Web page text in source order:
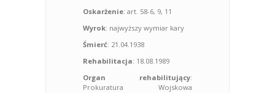
Oskarżenie: art. 58-6, 9, 11
Wyrok: najwyższy wymiar kary
Śmierć: 21.04.1938
Rehabilitacja: 18.08.1989
Organ rehabilitujący:
Prokuratura Wojskowa